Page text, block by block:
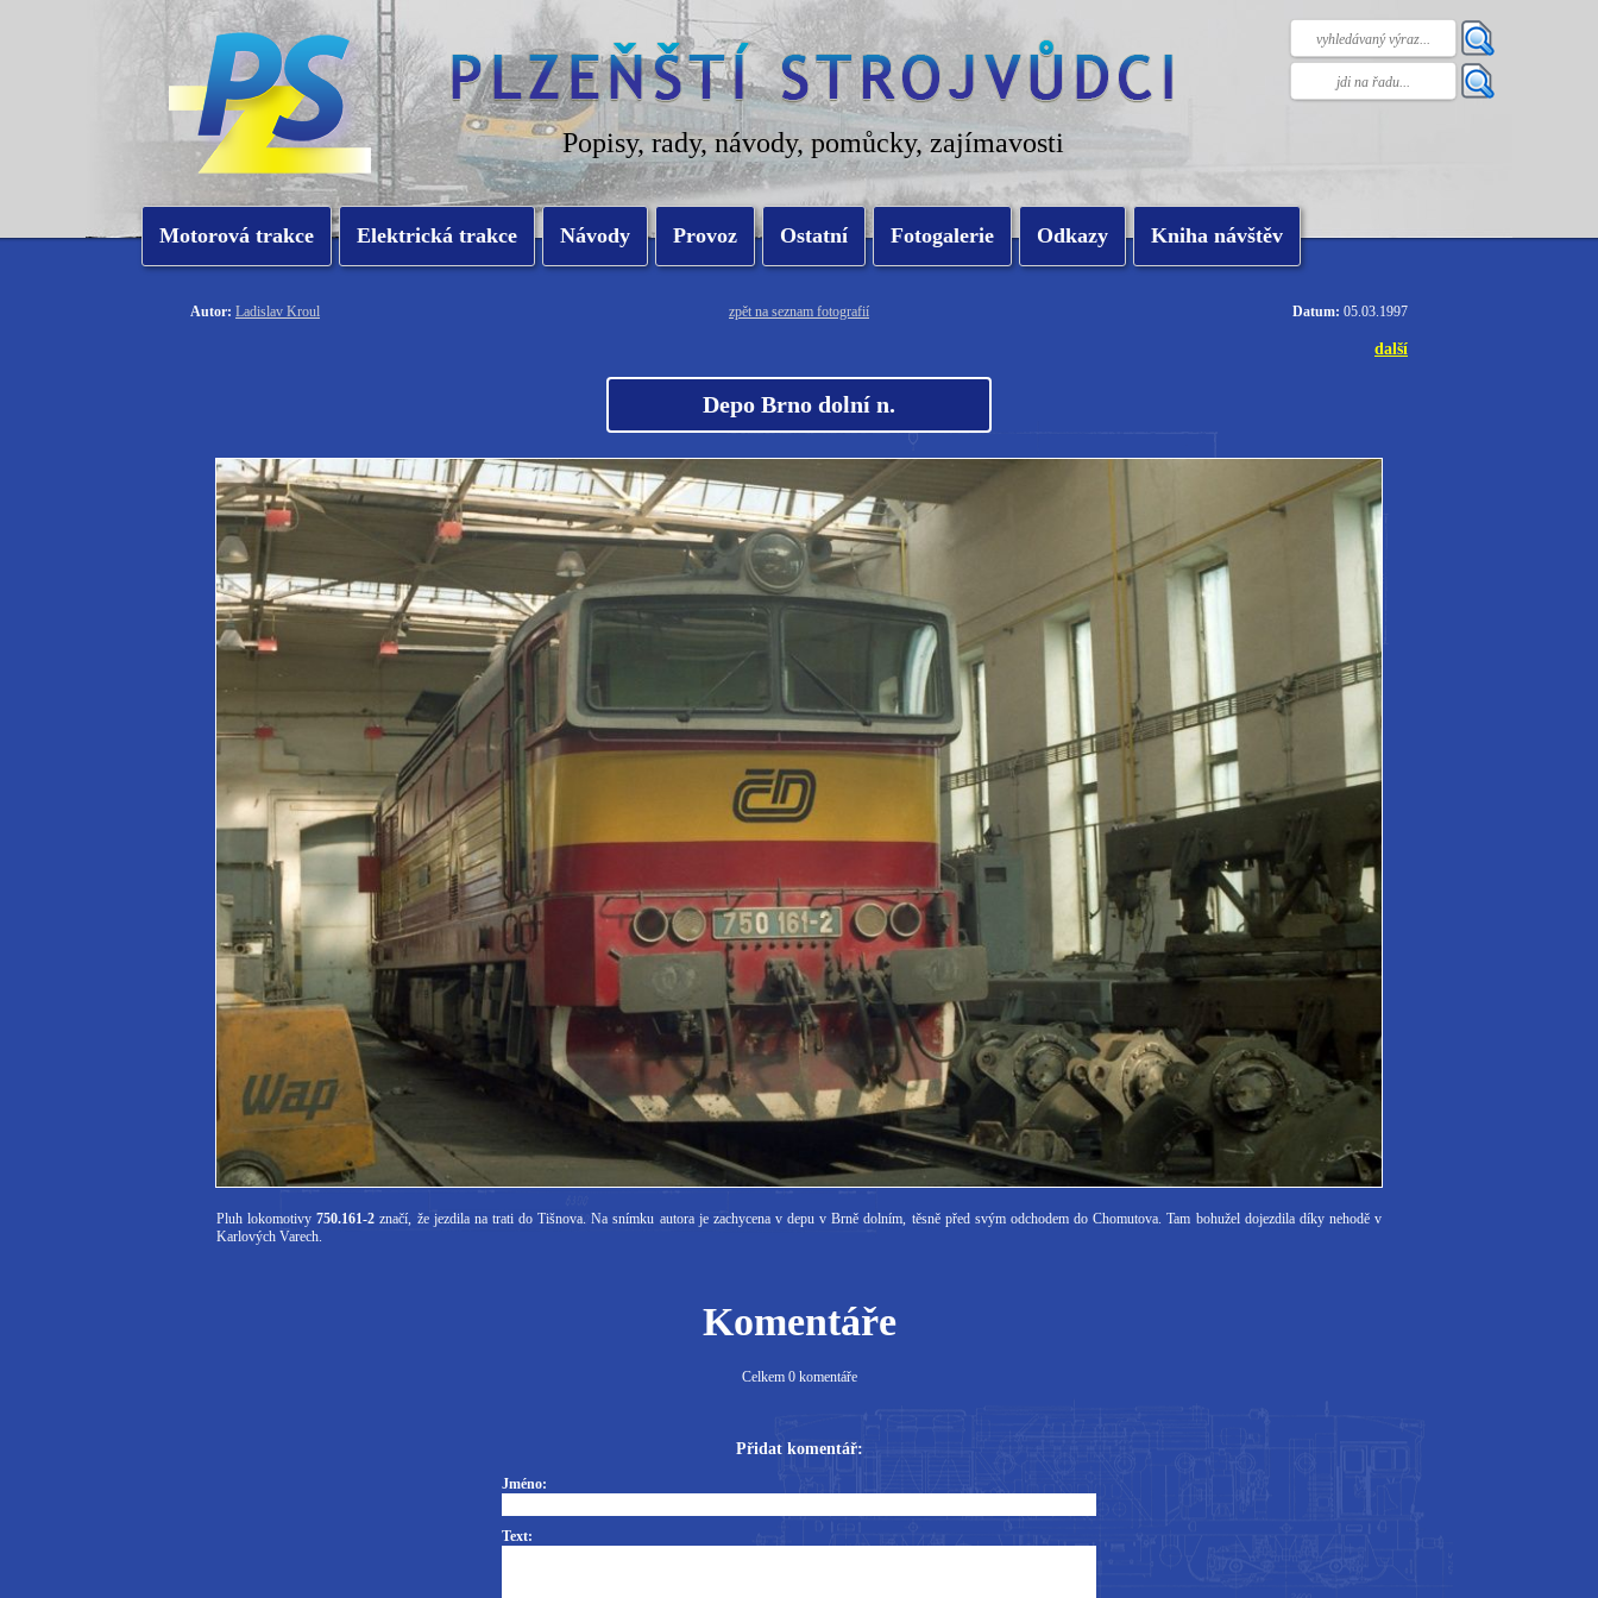
Popisy, rady, návody, pomůcky, zajímavosti
Motorová trakce Elektrická trakce Návody Provoz Ostatní Fotogalerie Odkazy Kniha návštěv
zpět na seznam fotografií
Autor: Ladislav Kroul Datum: 05.03.1997
další
Depo Brno dolní n.
Pluh lokomotivy750.161-2značí, že jezdila na trati do Tišnova. Na snímku autora je zachycena v depu v Brně dolním, těsně před svým odchodem do Chomutova. Tam bohužel dojezdila díky nehodě v
Karlových Varech.
Komentáře
Celkem 0 komentáře
Přidat komentář:
Jméno:
Text: